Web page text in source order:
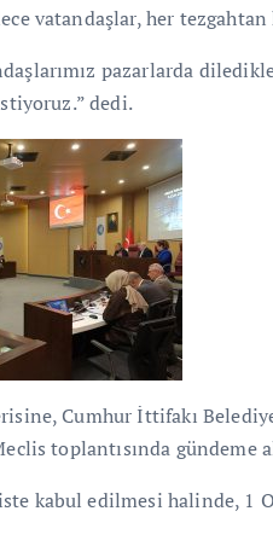
vatandaşlar, her
pazarlarda
dedi.
Cumhur İttifakı
toplantısında gündeme
kabul edilmesi halinde, 1